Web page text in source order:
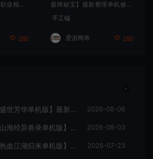
业精修
品后台
键端视
本教学
280
最终秘宝】最新整理单机修复
版 带网页GM充值物品后台
回合制抽卡模拟器手游 虚拟
机一键端视频教学+手工端文
本教学
手工端
爱游网单 280
爱游网单亲测【盛世芳华单机版】最新整理宫斗养成回合抽卡多区跨服代金券内购虚拟机一键端视频教学+linux手工外网端文本教学 2026-08-06
爱游网单亲测【山海经异兽录单机版】最新整理11赛季代金券内购版 带GM物品充值后台 模拟器手游 解压一键端 视频安装教学+手工端文本教学 2026-08-03
爱游网单亲测【热血江湖归来单机版】最新整理7职业精修多项修复 带网页GM物品后台 代金券内购 虚拟机一键端视频安装教学+手工端文本教学 2026-07-23